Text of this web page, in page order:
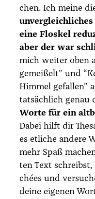
chen. Ich mei­ne
eine Flos­kel
aber der war
mich wei­ter oben
gemei­ßelt” und
Him­mel gefal­len”
tat­säch­lich genau
Wor­te für ein
Dabei hilft dir
es etli­che ande­re
mehr Spaß
ten Text
chées und
dei­ne eige­nen